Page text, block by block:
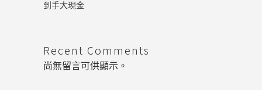
到手大現金
Recent Comments
尚無留言可供顯示。